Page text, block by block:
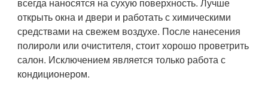
открыть окна и двери и работать с химическими
средствами на свежем воздухе. После нанесения
полироли или очистителя, стоит хорошо проветрить
салон. Исключением является только работа с
кондиционером.